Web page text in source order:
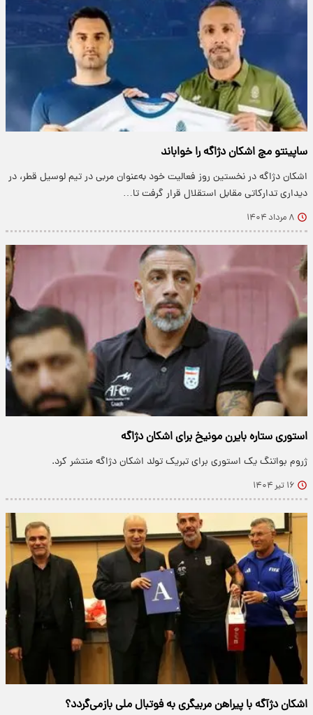
ساپینتو مچ اشکان دژاگه را خواباند
اشکان دژاگه در نخستین روز فعالیت خود به‌عنوان مربی در تیم لوسیل قطر، در
دیداری تدارکاتی مقابل استقلال قرار گرفت تا…
۸ مرداد ۱۴۰۴
استوری ستاره بایرن مونیخ برای اشکان دژاگه
ژروم بواتنگ یک استوری برای تبریک تولد اشکان دژاگه منتشر کرد.
۱۶ تیر ۱۴۰۴
اشکان دژآگه با پیراهن مربیگری به فوتبال ملی بازمی‌گردد؟